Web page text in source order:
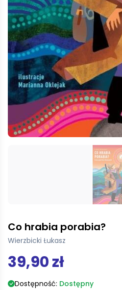
Co hrabia porabia?
Wierzbicki Łukasz
39,90 zł
Dostępność: Dostępny